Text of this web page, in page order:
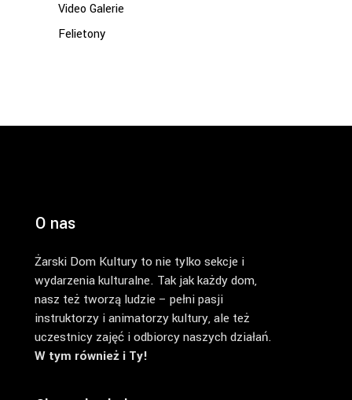
Video Galerie
Felietony
O nas
Żarski Dom Kultury to nie tylko sekcje i
wydarzenia kulturalne. Tak jak każdy dom,
nasz też tworzą ludzie – pełni pasji
instruktorzy i animatorzy kultury, ale też
uczestnicy zajęć i odbiorcy naszych działań.
W tym również i Ty!